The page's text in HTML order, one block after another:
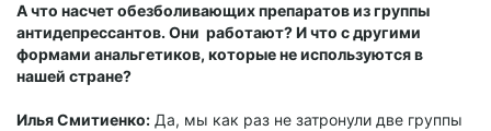
А что насчет обезболивающих препаратов из группы
антидепрессантов. Они работают? И что с другими
формами анальгетиков, которые не используются в
нашей стране?
Илья Смитиенко: Да, мы как раз не затронули две группы